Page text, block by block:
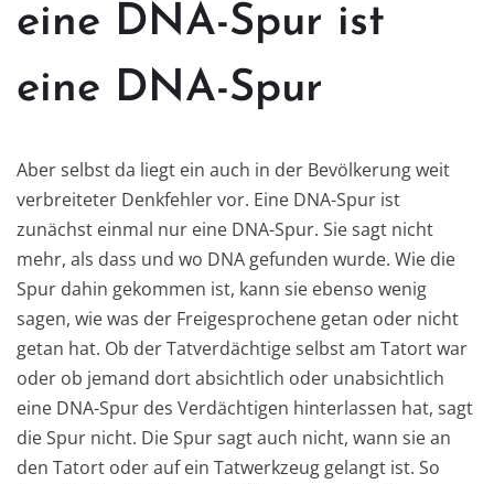
eine DNA-Spur ist
eine DNA-Spur
Aber selbst da liegt ein auch in der Bevölkerung weit
verbreiteter Denkfehler vor. Eine DNA-Spur ist
zunächst einmal nur eine DNA-Spur. Sie sagt nicht
mehr, als dass und wo DNA gefunden wurde. Wie die
Spur dahin gekommen ist, kann sie ebenso wenig
sagen, wie was der Freigesprochene getan oder nicht
getan hat. Ob der Tatverdächtige selbst am Tatort war
oder ob jemand dort absichtlich oder unabsichtlich
eine DNA-Spur des Verdächtigen hinterlassen hat, sagt
die Spur nicht. Die Spur sagt auch nicht, wann sie an
den Tatort oder auf ein Tatwerkzeug gelangt ist. So